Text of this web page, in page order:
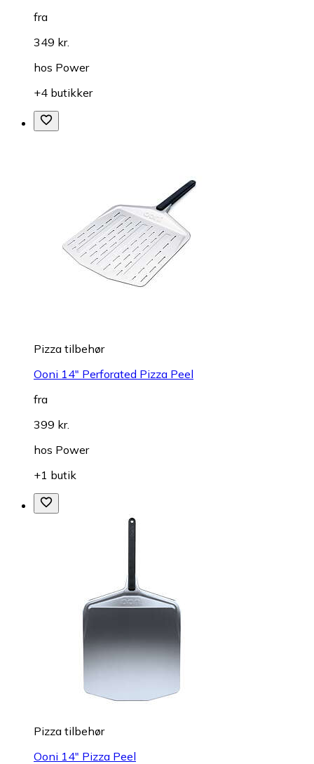
fra
349 kr.
hos Power
+4 butikker
Pizza tilbehør
Ooni 14" Perforated Pizza Peel
fra
399 kr.
hos Power
+1 butik
Pizza tilbehør
Ooni 14" Pizza Peel